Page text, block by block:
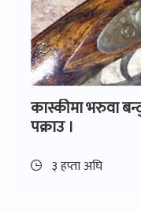
कास्कीमा भरुवा
पक्राउ ।
३ हप्ता अघि